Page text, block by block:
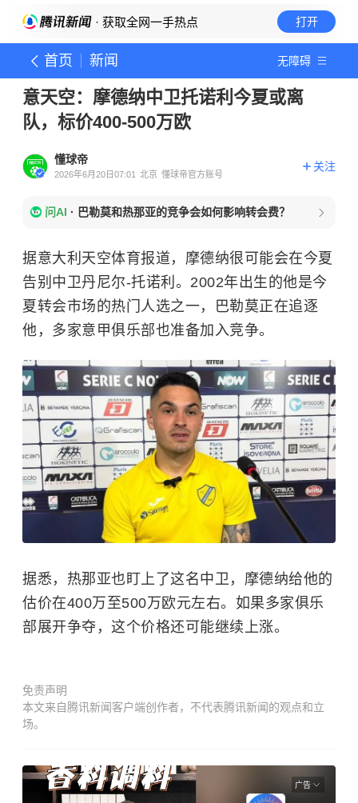
· 获取全网一手热点 打开
首页 新闻 无障碍
意天空：摩德纳中卫托诺利今夏或离
队，标价400-500万欧
懂球帝
2026年6月20日07:01 北京 懂球帝官方账号
关注
问AI · 巴勒莫和热那亚的竞争会如何影响转会费？
据意大利天空体育报道，摩德纳很可能会在今夏
告别中卫丹尼尔-托诺利。2002年出生的他是今
夏转会市场的热门人选之一，巴勒莫正在追逐
他，多家意甲俱乐部也准备加入竞争。
据悉，热那亚也盯上了这名中卫，摩德纳给他的
估价在400万至500万欧元左右。如果多家俱乐
部展开争夺，这个价格还可能继续上涨。
免责声明
本文来自腾讯新闻客户端创作者，不代表腾讯新闻的观点和立
场。
广告